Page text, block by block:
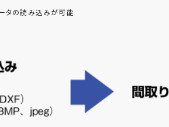
タの読み込みが可能